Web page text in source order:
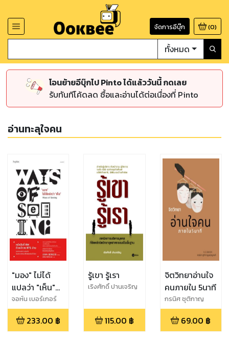
จัดการอีบุ๊ก (0)
ทั้งหมด
โอนย้ายอีบุ๊กไป Pinto ได้แล้ววันนี้ กดเลย
รับทันทีโค้ดลด ซื้อและอ่านได้ต่อเนื่องที่ Pinto
อ่านทะลุใจคน
"มอง" ไม่ได้
แปลว่า "เห็น"
Ways of
Seeing
จอห์น เบอร์เกอร์
233.00 ฿
รู้เขา รู้เรา
เริงศักดิ์ ปานเจริญ
115.00 ฿
จิตวิทยาอ่านใจ
คนภายใน 5นาที
กรนิศ ชุติกาญ
จน์ณุวงค์
69.00 ฿